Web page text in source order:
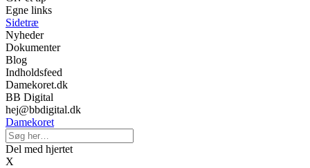
Egne links
Sidetræ
Nyheder
Dokumenter
Blog
Indholdsfeed
Damekoret.dk
BB Digital
hej@bbdigital.dk
Damekoret
Del med hjertet
X